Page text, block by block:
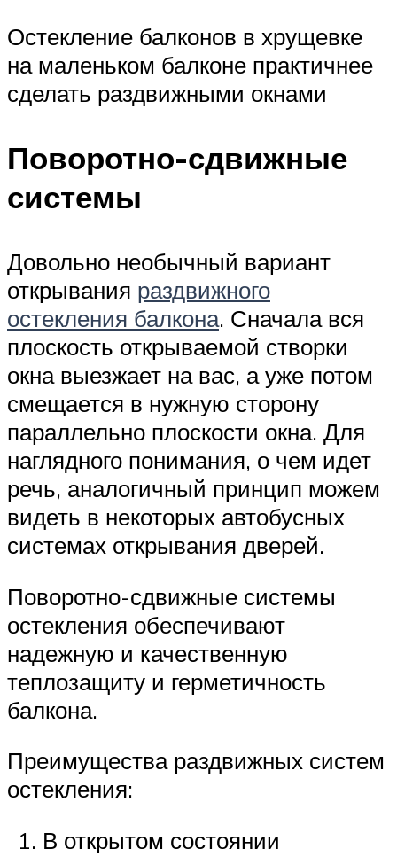
Остекление балконов в хрущевке
на маленьком балконе практичнее
сделать раздвижными окнами
Поворотно-сдвижные
системы
Довольно необычный вариант
открывания раздвижного
остекления балкона. Сначала вся
плоскость открываемой створки
окна выезжает на вас, а уже потом
смещается в нужную сторону
параллельно плоскости окна. Для
наглядного понимания, о чем идет
речь, аналогичный принцип можем
видеть в некоторых автобусных
системах открывания дверей.
Поворотно-сдвижные системы
остекления обеспечивают
надежную и качественную
теплозащиту и герметичность
балкона.
Преимущества раздвижных систем
остекления:
В открытом состоянии